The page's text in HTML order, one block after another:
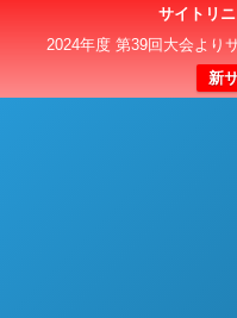
サイトリ
2024年度 第39回大会より
新
日本クラブユース